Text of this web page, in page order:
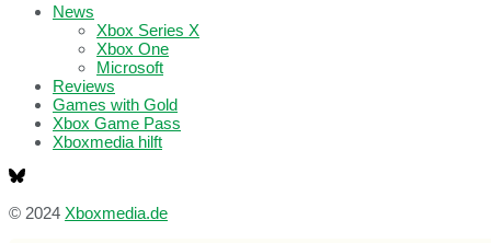
News
Xbox Series X
Xbox One
Microsoft
Reviews
Games with Gold
Xbox Game Pass
Xboxmedia hilft
© 2024 Xboxmedia.de